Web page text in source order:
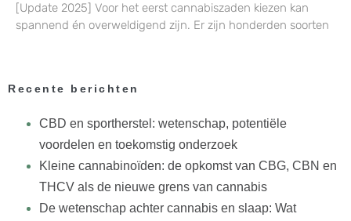
[Update 2025] Voor het eerst cannabiszaden kiezen kan
spannend én overweldigend zijn. Er zijn honderden soorten
Recente berichten
CBD en sportherstel: wetenschap, potentiële
voordelen en toekomstig onderzoek
Kleine cannabinoïden: de opkomst van CBG, CBN en
THCV als de nieuwe grens van cannabis
De wetenschap achter cannabis en slaap: Wat